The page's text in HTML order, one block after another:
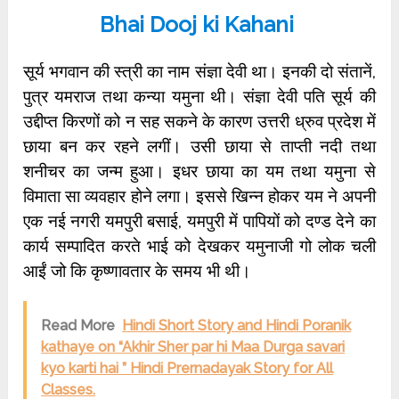
Bhai Dooj ki Kahani
सूर्य भगवान की स्त्री का नाम संज्ञा देवी था। इनकी दो संतानें,
पुत्र यमराज तथा कन्या यमुना थी। संज्ञा देवी पति सूर्य की
उद्दीप्त किरणों को न सह सकने के कारण उत्तरी ध्रुव प्रदेश में
छाया बन कर रहने लगीं। उसी छाया से ताप्ती नदी तथा
शनीचर का जन्म हुआ। इधर छाया का यम तथा यमुना से
विमाता सा व्यवहार होने लगा। इससे खिन्न होकर यम ने अपनी
एक नई नगरी यमपुरी बसाई, यमपुरी में पापियों को दण्ड देने का
कार्य सम्पादित करते भाई को देखकर यमुनाजी गो लोक चली
आईं जो कि कृष्णावतार के समय भी थी।
Read More Hindi Short Story and Hindi Poranik
kathaye on “Akhir Sher par hi Maa Durga savari
kyo karti hai ” Hindi Prernadayak Story for All
Classes.